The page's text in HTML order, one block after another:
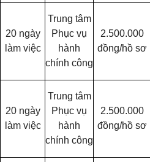
20 ngày
làm việc
Trung tâm
Phục vụ
hành
chính công
2.500.000
đồng/hồ sơ
20 ngày
làm việc
Trung tâm
Phục vụ
hành
chính công
2.500.000
đồng/hồ sơ